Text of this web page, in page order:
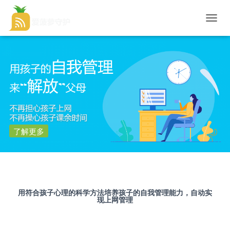
换
了解更多
用符合孩子心理的科学方法培养孩子的自我管理能力，自动实
现上网管理